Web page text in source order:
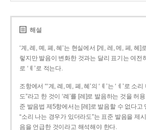
해설
‘계, 례, 몌, 폐, 혜’는 현실에서 [게, 레, 메, 페, 헤]
렇지만 발음이 변화한 것과는 달리 표기는 여전
로 ‘ㅖ’로 적는다.
조항에서 “‘계, 례, 몌, 폐, 혜’의 ‘ㅖ’는 ‘ㅔ’로 소
도”라고 한 것이 ‘례’를 [레]로 발음하는 것을 허
준 발음법 제5항에서는 [레]로 발음할 수 없다고
“소리 나는 경우가 있더라도”는 표준 발음을 제
음을 언급한 것이라고 해석해야 한다.